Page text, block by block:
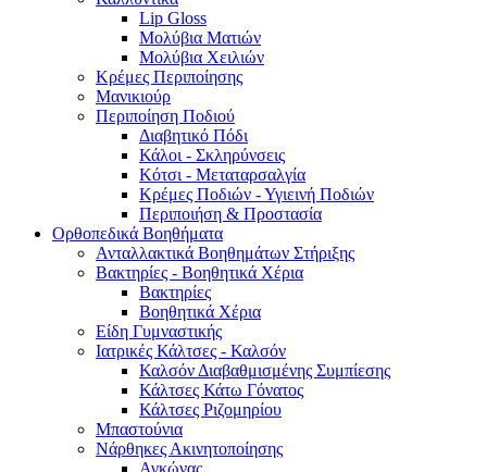
Lip Gloss
Μολύβια Ματιών
Μολύβια Χειλιών
Κρέμες Περιποίησης
Μανικιούρ
Περιποίηση Ποδιού
Διαβητικό Πόδι
Κάλοι - Σκληρύνσεις
Κότσι - Μεταταρσαλγία
Κρέμες Ποδιών - Υγιεινή Ποδιών
Περιποιήση & Προστασία
Ορθοπεδικά Βοηθήματα
Ανταλλακτικά Βοηθημάτων Στήριξης
Βακτηρίες - Βοηθητικά Χέρια
Βακτηρίες
Βοηθητικά Χέρια
Είδη Γυμναστικής
Ιατρικές Κάλτσες - Καλσόν
Καλσόν Διαβαθμισμένης Συμπίεσης
Κάλτσες Κάτω Γόνατος
Κάλτσες Ριζομηρίου
Μπαστούνια
Νάρθηκες Ακινητοποίησης